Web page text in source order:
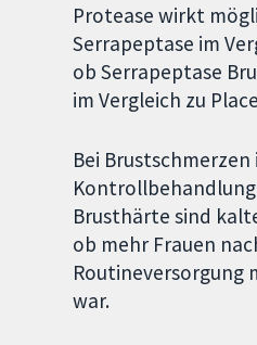
Protease wirkt
Serrapeptase im
ob Serrapeptase
im Vergleich zu
Bei
Brusthärte sind
ob mehr Frauen
Routineversorgung
war.